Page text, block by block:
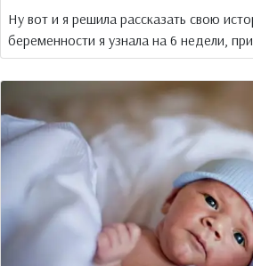
Ну вот и я решила рассказать свою
беременности я узнала на 6 недели,